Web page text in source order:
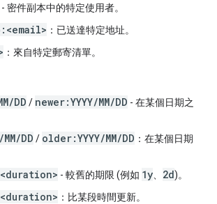
- 密件副本中的特定使用者。
：已送達特定地址。
：來自特定郵寄清單。
DD / newer:YYYY/MM/DD - 在某個日期之
DD / older:YYYY/MM/DD ：在某個日期
- 較舊的期限 (例如 1y 2d)。
：比某段時間更新。